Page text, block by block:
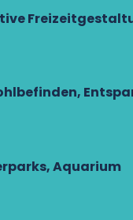
Aquarium
wie dieses
Fläche des
Ebene,
vor Regen
mehr
die
verhindern
(das
Straßen zu
und
der Erker in